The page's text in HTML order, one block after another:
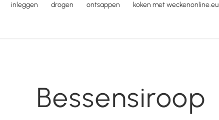
inleggen drogen ontsappen koken met weckenonline.eu
Bessensiroop